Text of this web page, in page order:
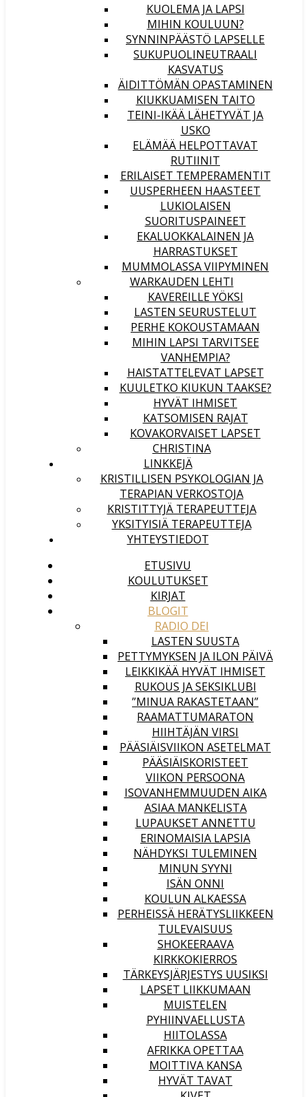
KUOLEMA JA LAPSI
MIHIN KOULUUN?
SYNNINPÄÄSTÖ LAPSELLE
SUKUPUOLINEUTRAALI
KASVATUS
ÄIDITTÖMÄN OPASTAMINEN
KIUKKUAMISEN TAITO
TEINI-IKÄÄ LÄHETYVÄT JA
USKO
ELÄMÄÄ HELPOTTAVAT
RUTIINIT
ERILAISET TEMPERAMENTIT
UUSPERHEEN HAASTEET
LUKIOLAISEN
SUORITUSPAINEET
EKALUOKKALAINEN JA
HARRASTUKSET
MUMMOLASSA VIIPYMINEN
WARKAUDEN LEHTI
KAVEREILLE YÖKSI
LASTEN SEURUSTELUT
PERHE KOKOUSTAMAAN
MIHIN LAPSI TARVITSEE
VANHEMPIA?
HAISTATTELEVAT LAPSET
KUULETKO KIUKUN TAAKSE?
HYVÄT IHMISET
KATSOMISEN RAJAT
KOVAKORVAISET LAPSET
CHRISTINA
LINKKEJÄ
KRISTILLISEN PSYKOLOGIAN JA
TERAPIAN VERKOSTOJA
KRISTITTYJÄ TERAPEUTTEJA
YKSITYISIÄ TERAPEUTTEJA
YHTEYSTIEDOT
ETUSIVU
KOULUTUKSET
KIRJAT
BLOGIT
RADIO DEI
LASTEN SUUSTA
PETTYMYKSEN JA ILON PÄIVÄ
LEIKKIKÄÄ HYVÄT IHMISET
RUKOUS JA SEKSIKLUBI
”MINUA RAKASTETAAN”
RAAMATTUMARATON
HIIHTÄJÄN VIRSI
PÄÄSIÄISVIIKON ASETELMAT
PÄÄSIÄISKORISTEET
VIIKON PERSOONA
ISOVANHEMMUUDEN AIKA
ASIAA MANKELISTA
LUPAUKSET ANNETTU
ERINOMAISIA LAPSIA
NÄHDYKSI TULEMINEN
MINUN SYYNI
ISÄN ONNI
KOULUN ALKAESSA
PERHEISSÄ HERÄTYSLIIKKEEN
TULEVAISUUS
SHOKEERAAVA
KIRKKOKIERROS
TÄRKEYSJÄRJESTYS UUSIKSI
LAPSET LIIKKUMAAN
MUISTELEN
PYHIINVAELLUSTA
HIITOLASSA
AFRIKKA OPETTAA
MOITTIVA KANSA
HYVÄT TAVAT